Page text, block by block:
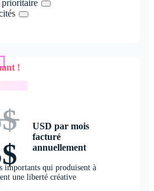
prioritaire
USD par mois
facturé
annuellement
importants qui produisent à
une liberté créative